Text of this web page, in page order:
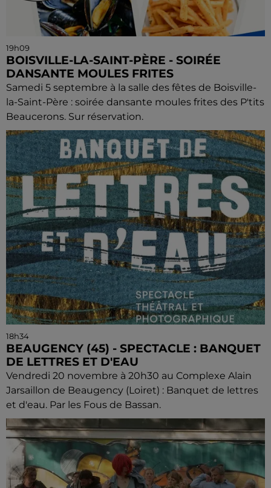
19h09
BOISVILLE-LA-SAINT-PÈRE - SOIRÉE
DANSANTE MOULES FRITES
Samedi 5 septembre à la salle des fêtes de Boisville-
la-Saint-Père : soirée dansante moules frites des P'tits
Beaucerons. Sur réservation.
18h34
BEAUGENCY (45) - SPECTACLE : BANQUET
DE LETTRES ET D'EAU
Vendredi 20 novembre à 20h30 au Complexe Alain
Jarsaillon de Beaugency (Loiret) : Banquet de lettres
et d'eau. Par les Fous de Bassan.